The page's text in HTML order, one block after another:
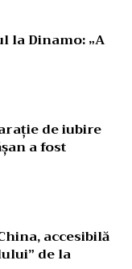
la Dinamo: „A
de iubire
a fost
accesibilă
de la